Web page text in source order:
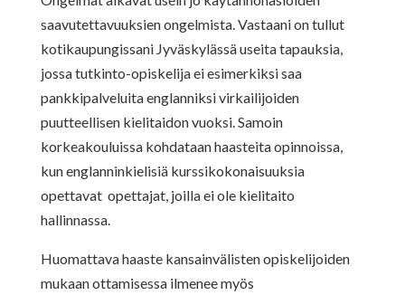
saavutettavuuksien ongelmista. Vastaani on tullut
kotikaupungissani Jyväskylässä useita tapauksia,
jossa tutkinto-opiskelija ei esimerkiksi saa
pankkipalveluita englanniksi virkailijoiden
puutteellisen kielitaidon vuoksi. Samoin
korkeakouluissa kohdataan haasteita opinnoissa,
kun englanninkielisiä kurssikokonaisuuksia
opettavat opettajat, joilla ei ole kielitaito
hallinnassa.
Huomattava haaste kansainvälisten opiskelijoiden
mukaan ottamisessa ilmenee myös